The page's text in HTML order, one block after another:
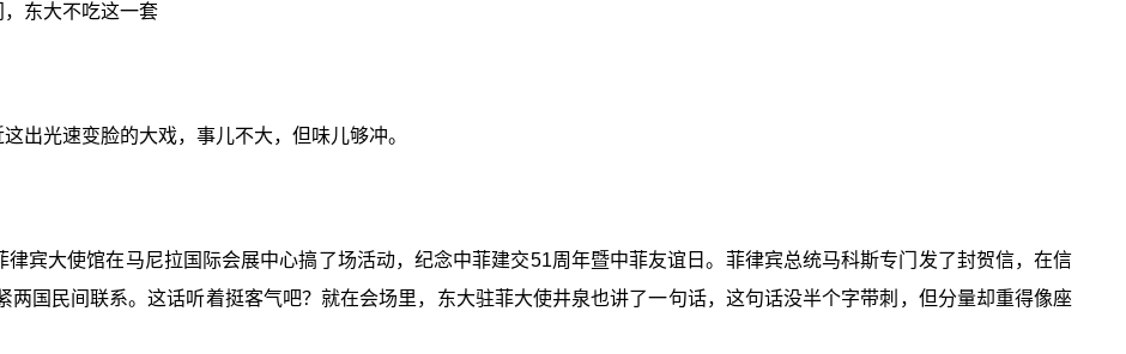
东大不吃这一套
出光速变脸的大戏，事儿不大，但味儿够冲。
宾大使馆在马尼拉国际会展中心搞了场活动，纪念中菲建交51周年暨中菲友谊日。菲律宾总统马科斯专门发了封贺信，在信
两国民间联系。这话听着挺客气吧？就在会场里，东大驻菲大使井泉也讲了一句话，这句话没半个字带刺，但分量却重得像座